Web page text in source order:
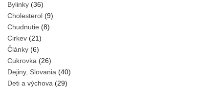
Bylinky (36)
Cholesterol (9)
Chudnutie (8)
Cirkev (21)
Články (6)
Cukrovka (26)
Dejiny, Slovania (40)
Deti a výchova (29)